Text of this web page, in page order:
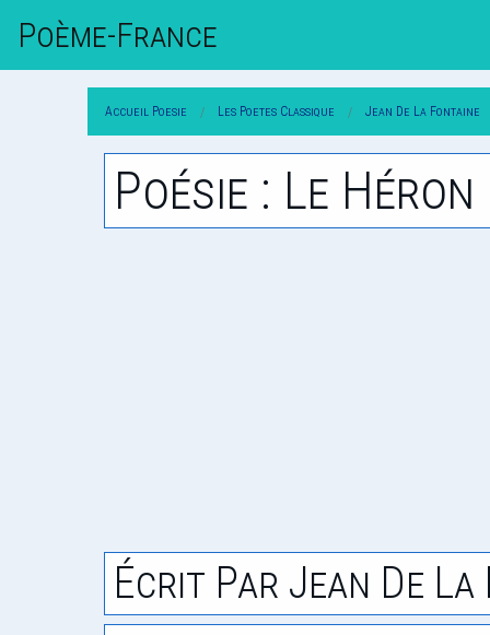
Poème-FrAnce
Accueil Poesie Les Poetes Classique Jean De La Fontaine
Poésie : Le Héron
Écrit Par Jean De